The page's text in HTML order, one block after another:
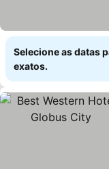
Selecione as datas
exatos.